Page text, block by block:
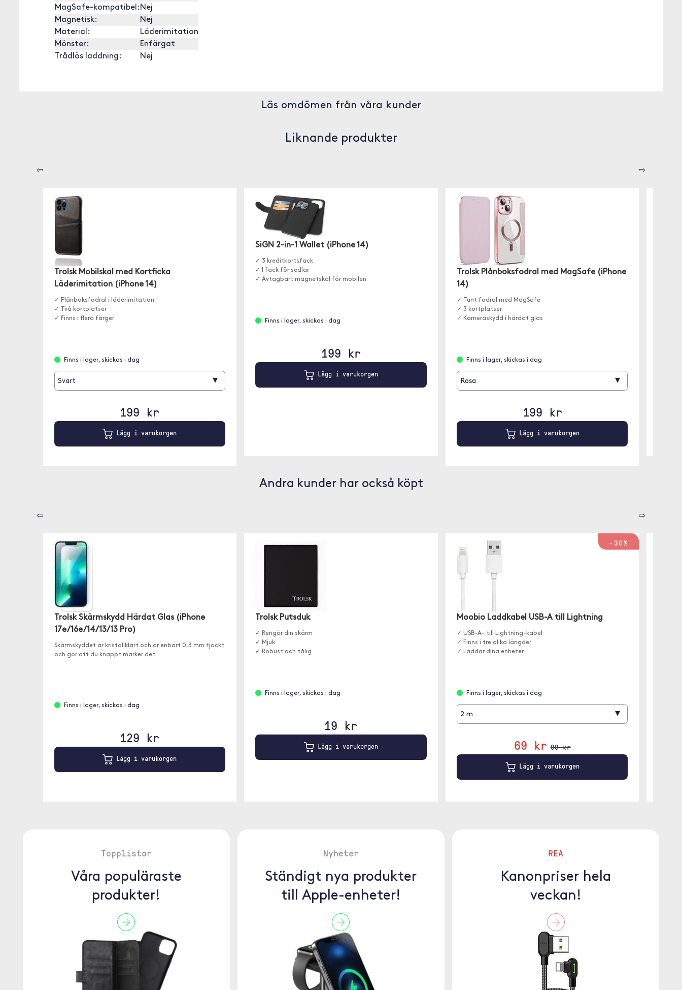
MagSafe-kompatibel: Nej
Magnetisk:
Nej
Material:
Läderimitation
Mönster:
Enfärgat
Trådlös laddning:
Nej
Läs omdömen från våra kunder
Liknande produkter
⇦ ⇨
Trolsk Mobilskal med Kortficka
Läderimitation (iPhone 14)
✓ Plånboksfodral i läderimitation
✓ Två kortplatser
✓ Finns i flera färger
Finns i lager, skickas i dag
Svart ▾
199 kr
Lägg i varukorgen
SiGN 2-in-1 Wallet (iPhone 14)
✓ 3 kreditkortsfack
✓ 1 fack för sedlar
✓ Avtagbart magnetskal för mobilen
Finns i lager, skickas i dag
199 kr
Lägg i varukorgen
Trolsk Plånboksfodral med MagSafe (iPhone
14)
✓ Tunt fodral med MagSafe
✓ 3 kortplatser
✓ Kameraskydd i härdat glas
Finns i lager, skickas i dag
Rosa ▾
199 kr
Lägg i varukorgen
Andra kunder har också köpt
⇦ ⇨
Trolsk Skärmskydd Härdat Glas (iPhone
17e/16e/14/13/13 Pro)
Skärmskyddet är kristallklart och är enbart 0,3 mm tjockt
och gör att du knappt märker det.
Finns i lager, skickas i dag
129 kr
Lägg i varukorgen
Trolsk Putsduk
✓ Rengör din skärm
✓ Mjuk
✓ Robust och tålig
Finns i lager, skickas i dag
19 kr
Lägg i varukorgen
-30%
Moobio Laddkabel USB-A till Lightning
✓ USB-A- till Lightning-kabel
✓ Finns i tre olika längder
✓ Laddar dina enheter
Finns i lager, skickas i dag
2 m ▾
69 kr 99 kr
Lägg i varukorgen
Topplistor
Våra populäraste
produkter!
Nyheter
Ständigt nya produkter
till Apple-enheter!
REA
Kanonpriser hela
veckan!